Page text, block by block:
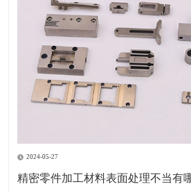
2024-05-27
精密零件加工材料表面处理不当有